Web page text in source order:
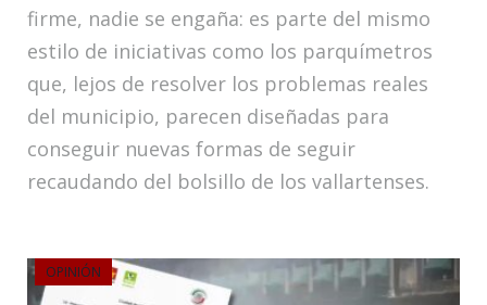
firme, nadie se engaña: es parte del mismo
estilo de iniciativas como los parquímetros
que, lejos de resolver los problemas reales
del municipio, parecen diseñadas para
conseguir nuevas formas de seguir
recaudando del bolsillo de los vallartenses.
OPINIÓN